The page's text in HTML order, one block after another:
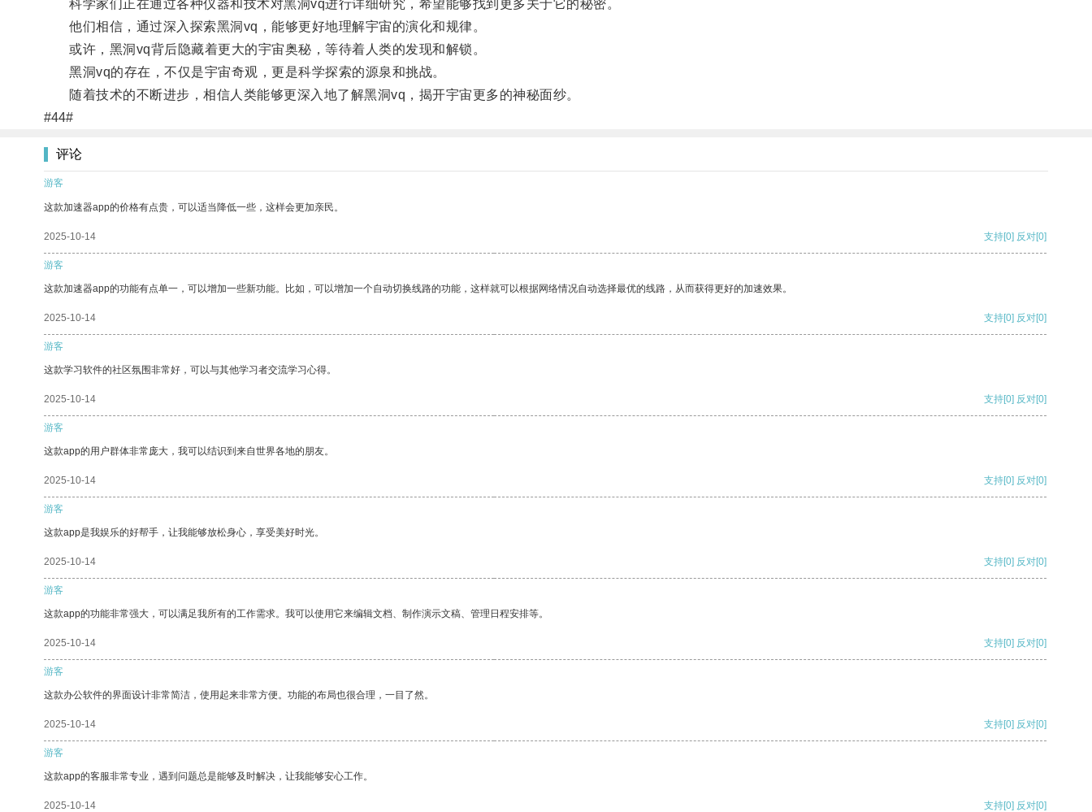
科学家们正在通过各种仪器和技术对黑洞vq进行详细研究，希望能够找到更多关于它的秘密。
他们相信，通过深入探索黑洞vq，能够更好地理解宇宙的演化和规律。
或许，黑洞vq背后隐藏着更大的宇宙奥秘，等待着人类的发现和解锁。
黑洞vq的存在，不仅是宇宙奇观，更是科学探索的源泉和挑战。
随着技术的不断进步，相信人类能够更深入地了解黑洞vq，揭开宇宙更多的神秘面纱。
#44#
评论
游客
这款加速器app的价格有点贵，可以适当降低一些，这样会更加亲民。
2025-10-14 支持[0] 反对[0]
游客
这款加速器app的功能有点单一，可以增加一些新功能。比如，可以增加一个自动切换线路的功能，这样就可以根据网络情况自动选择最优的线路，从而获得更好的加速效果。
2025-10-14 支持[0] 反对[0]
游客
这款学习软件的社区氛围非常好，可以与其他学习者交流学习心得。
2025-10-14 支持[0] 反对[0]
游客
这款app的用户群体非常庞大，我可以结识到来自世界各地的朋友。
2025-10-14 支持[0] 反对[0]
游客
这款app是我娱乐的好帮手，让我能够放松身心，享受美好时光。
2025-10-14 支持[0] 反对[0]
游客
这款app的功能非常强大，可以满足我所有的工作需求。我可以使用它来编辑文档、制作演示文稿、管理日程安排等。
2025-10-14 支持[0] 反对[0]
游客
这款办公软件的界面设计非常简洁，使用起来非常方便。功能的布局也很合理，一目了然。
2025-10-14 支持[0] 反对[0]
游客
这款app的客服非常专业，遇到问题总是能够及时解决，让我能够安心工作。
2025-10-14 支持[0] 反对[0]